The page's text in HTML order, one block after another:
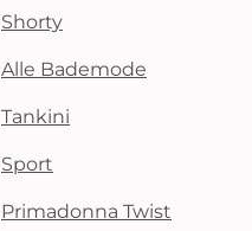
Shorty
Alle Bademode
Tankini
Sport
Primadonna Twist